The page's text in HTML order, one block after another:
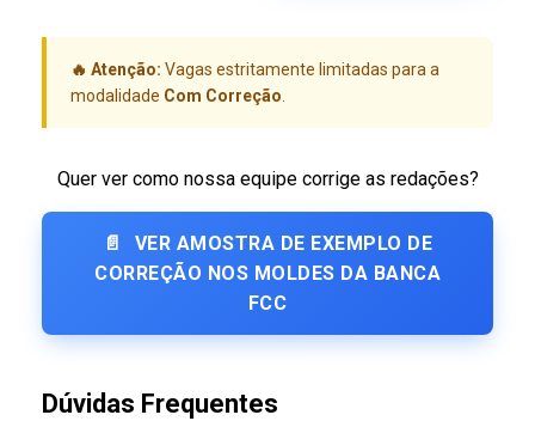
🔥 Atenção: Vagas estritamente limitadas para a
modalidade Com Correção
Quer ver como nossa equipe corrige as redações?
📄
VER AMOSTRA DE EXEMPLO DE
CORREÇÃO NOS MOLDES DA BANCA
FCC
Dúvidas Frequentes